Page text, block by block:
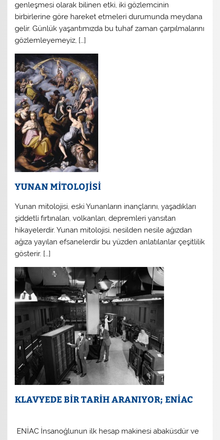
genleşmesi olarak bilinen etki, iki gözlemcinin
birbirlerine göre hareket etmeleri durumunda meydana
gelir. Günlük yaşantımızda bu tuhaf zaman çarpılmalarını
gözlemleyemeyiz, […]
YUNAN MİTOLOJİSİ
Yunan mitolojisi, eski Yunanların inançlarını, yaşadıkları
şiddetli fırtınaları, volkanları, depremleri yansıtan
hikayelerdir. Yunan mitolojisi, nesilden nesile ağızdan
ağıza yayılan efsanelerdir bu yüzden anlatılanlar çeşitlilik
gösterir. […]
KLAVYEDE BİR TARİH ARANIYOR; ENİAC
ENİAC İnsanoğlunun ilk hesap makinesi abaküsdür ve